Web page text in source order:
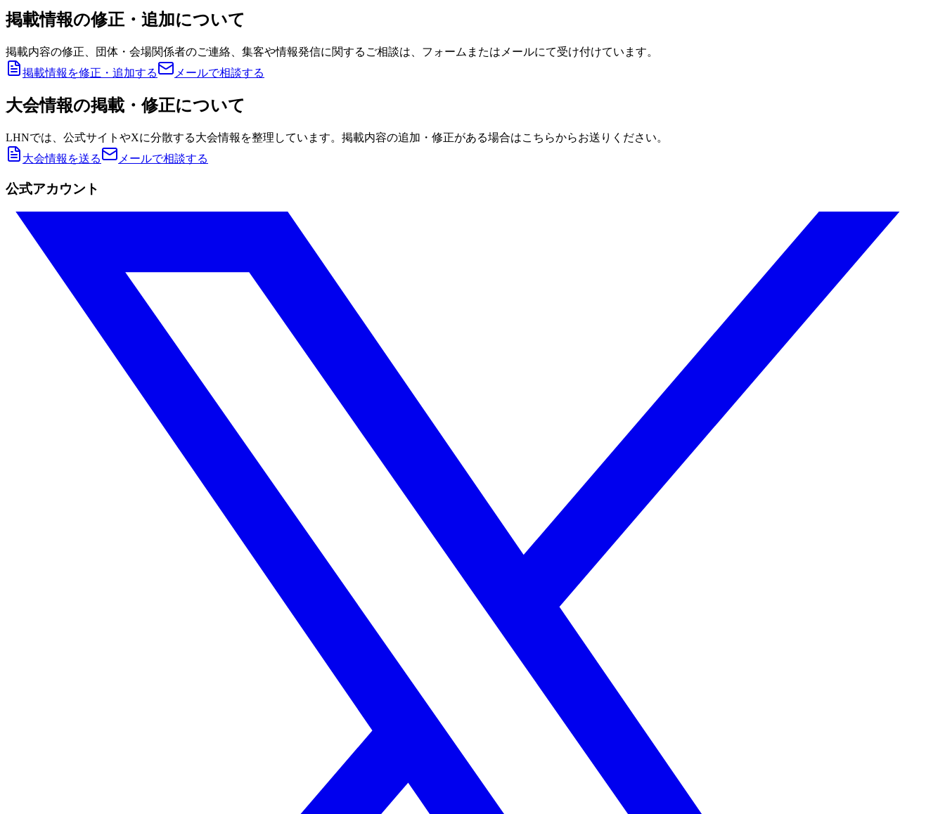
掲載情報の修正・追加について
掲載内容の修正、団体・会場関係者のご連絡、集客や情報発信に関するご相談は、フォームまたはメールにて受け付けています。
掲載情報を修正・追加する
メールで相談する
大会情報の掲載・修正について
LHNでは、公式サイトやXに分散する大会情報を整理しています。掲載内容の追加・修正がある場合はこちらからお送りください。
大会情報を送る
メールで相談する
公式アカウント